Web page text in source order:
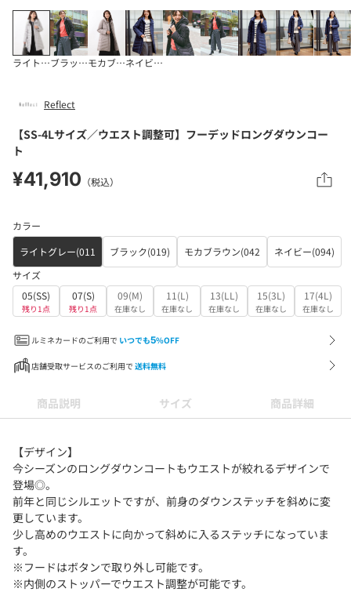
ライトグレー(011
ブラック(019)モカブラウン(042
ネイビー(094)
Reflect
【SS-4Lサイズ／ウエスト調整可】フーデッドロングダウンコー
ト
¥41,910 （税込）
カラー
ライトグレー(011
ブラック(019) モカブラウン(042
ネイビー(094)
サイズ
05(SS)
残り1点
07(S)
残り1点
09(M)
在庫なし
11(L)
在庫なし
13(LL)
在庫なし
15(3L)
在庫なし
17(4L)
在庫なし
ルミネカードのご利用で いつでも5%OFF
店舗受取サービスのご利用で 送料無料
商品説明 サイズ 商品詳細
【デザイン】
今シーズンのロングダウンコートもウエストが絞れるデザインで
登場◎。
前年と同じシルエットですが、前身のダウンステッチを斜めに変
更しています。
少し高めのウエストに向かって斜めに入るステッチになっていま
す。
※フードはボタンで取り外し可能です。
※内側のストッパーでウエスト調整が可能です。